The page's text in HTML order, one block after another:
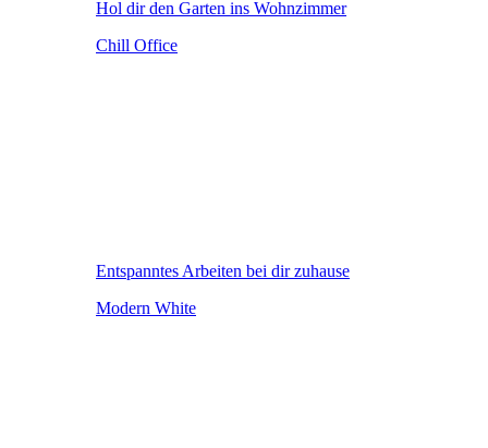
Hol dir den Garten ins Wohnzimmer
Chill Office
Entspanntes Arbeiten bei dir zuhause
Modern White